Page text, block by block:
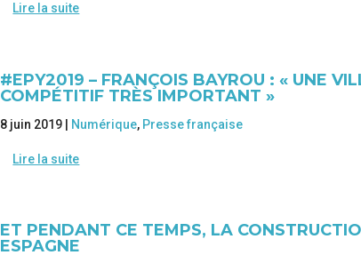
Lire la suite
#EPY2019 – FRANÇOIS BAYROU : « UNE
COMPÉTITIF TRÈS IMPORTANT »
8 juin 2019 | Numérique, Presse française
Lire la suite
ET PENDANT CE TEMPS, LA
ESPAGNE